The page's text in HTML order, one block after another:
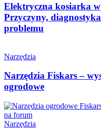
Elektryczna kosiarka
Przyczyny,
problemu
Narzędzia
Narzędzia Fiskars –
ogrodowe
Narzędzia